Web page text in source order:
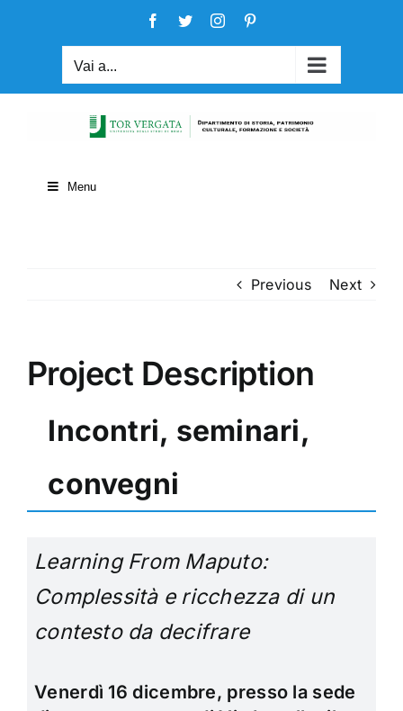
Facebook
TwitterInstagram
Vai a...
Menu
Previous Next
Project Description
Incontri, seminari,
convegni
Learning From Maputo:
Complessità e ricchezza di un
contesto da decifrare
Venerdì 16 dicembre, presso la sede